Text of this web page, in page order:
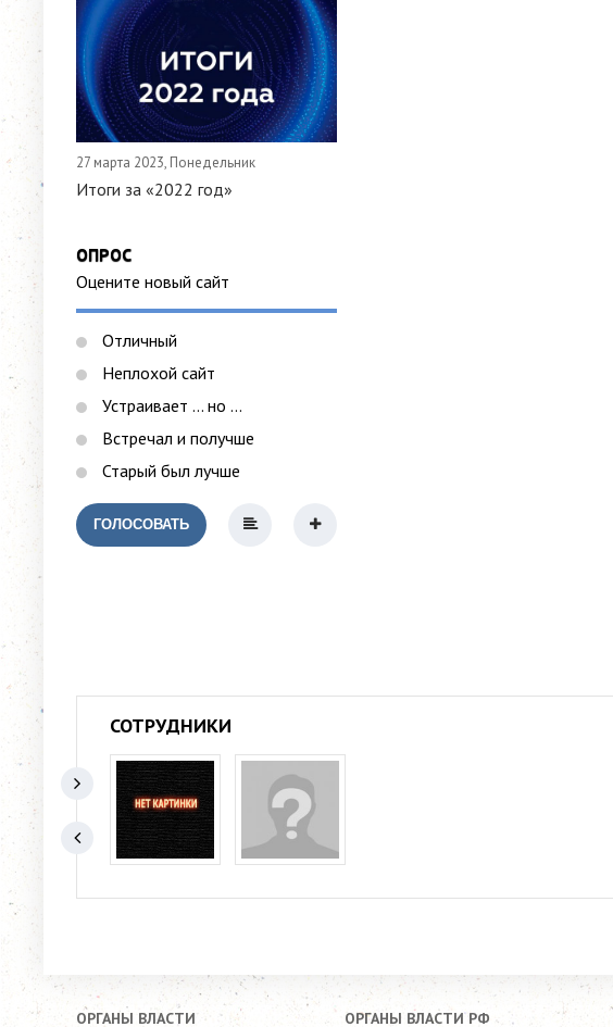
27 марта 2023, Понедельник
Итоги за «2022 год»
ОПРОС
Оцените новый сайт
Отличный
Неплохой сайт
Устраивает ... но ...
Встречал и получше
Старый был лучше
ГОЛОСОВАТЬ
СОТРУДНИКИ
ОРГАНЫ ВЛАСТИ ОРГАНЫ ВЛАСТИ РФ